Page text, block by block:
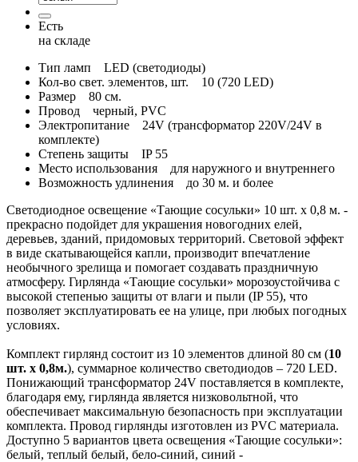
Есть
на складе
Тип ламп LED (светодиоды)
Кол-во свет. элементов, шт. 10 (720 LED)
Размер 80 см.
Провод черный, PVC
Электропитание 24V (трансформатор 220V/24V в
комплекте)
Степень защиты IP 55
Место использования для наружного и внутреннего
Возможность удлинения до 30 м. и более
Светодиодное освещение «Тающие сосульки» 10 шт. х 0,8 м. -
прекрасно подойдет для украшения новогодних елей,
деревьев, зданий, придомовых территорий. Световой эффект
в виде скатывающейся капли, производит впечатление
необычного зрелища и помогает создавать праздничную
атмосферу. Гирлянда «Тающие сосульки» морозоустойчива с
высокой степенью защиты от влаги и пыли (IP 55), что
позволяет эксплуатировать ее на улице, при любых погодных
условиях.
Комплект гирлянд состоит из 10 элементов длиной 80 см (10
шт. х 0,8м.), суммарное количество светодиодов – 720 LED.
Понижающий трансформатор 24V поставляется в комплекте,
благодаря ему, гирлянда является низковольтной, что
обеспечивает максимальную безопасность при эксплуатации
комплекта. Провод гирлянды изготовлен из PVC материала.
Доступно 5 вариантов цвета освещения «Тающие сосульки»:
белый, теплый белый, бело-синий, синий -